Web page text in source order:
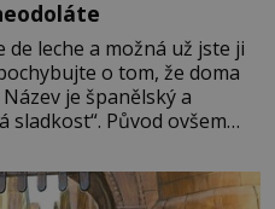
leche a možná už jste ji
o tom, že doma
je španělský a
sladkost“. Původ ovšem
zemí a k tomu